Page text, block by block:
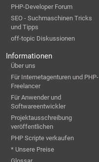
PHP-Developer Forum
SEO - Suchmaschinen Tricks
und Tipps
off-topic Diskussionen
Informationen
Über uns
Für Internetagenturen und PHP-
Freelancer
Für Anwender und
Softwareentwickler
Projektausschreibung
veröffentlichen
PHP Scripte verkaufen
* Unsere Preise